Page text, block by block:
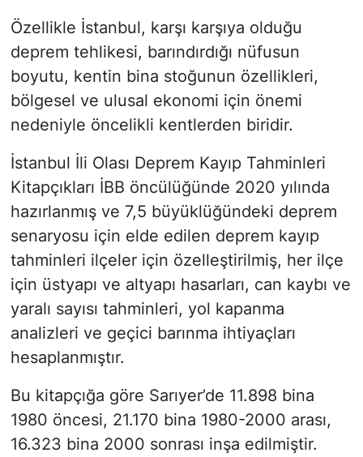
Özellikle İstanbul, karşı karşıya olduğu
deprem tehlikesi, barındırdığı nüfusun
boyutu, kentin bina stoğunun özellikleri,
bölgesel ve ulusal ekonomi için önemi
nedeniyle öncelikli kentlerden biridir.
İstanbul İli Olası Deprem Kayıp Tahminleri
Kitapçıkları İBB öncülüğünde 2020 yılında
hazırlanmış ve 7,5 büyüklüğündeki deprem
senaryosu için elde edilen deprem kayıp
tahminleri ilçeler için özelleştirilmiş, her ilçe
için üstyapı ve altyapı hasarları, can kaybı ve
yaralı sayısı tahminleri, yol kapanma
analizleri ve geçici barınma ihtiyaçları
hesaplanmıştır.
Bu kitapçığa göre Sarıyer’de 11.898 bina
1980 öncesi, 21.170 bina 1980-2000 arası,
16.323 bina 2000 sonrası inşa edilmiştir.